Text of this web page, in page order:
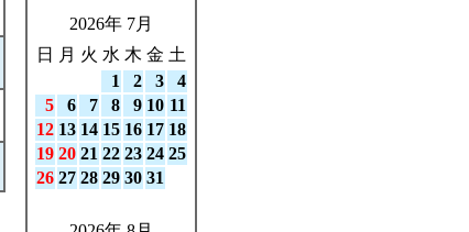
2026年 7月
日
月 火 水 木 金 土
1
2 3
4
5
6 7 8 9 10 11
12 13 14 15 16 17 18
19 20 21 22 23 24 25
26 27 28 29 30 31